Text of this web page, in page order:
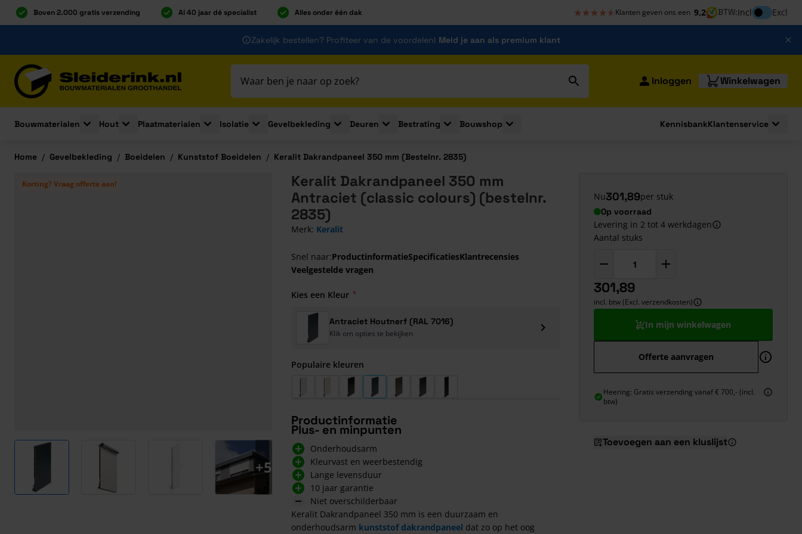
Boven 2.000 gratis verzending Al 40 jaar dé specialist Alles onder één dak ★★★★★
★★★★★ Klanten geven ons een 9,2 BTW:InclInclusief btw
Excl
Zakelijk bestellen? Profiteer van de voordelen! Meld je aan als premium klant
Inloggen Winkelwagen
Bouwmaterialen
Toggle submenu for Bouwmaterialen
Hout
Toggle submenu for Hout
Plaatmaterialen
Toggle submenu for Plaatmaterialen
Isolatie
Toggle submenu for Isolatie
Gevelbekleding
Toggle submenu for Gevelbekleding
Deuren
Toggle submenu for Deuren
Bestrating
Toggle submenu for Bestrating
Bouwshop
Toggle submenu for Bouwshop
KennisbankKlantenservice
Home / Gevelbekleding / Boeidelen / Kunststof Boeidelen / Keralit Dakrandpaneel 350 mm (Bestelnr. 2835)
Korting? Vraag offerte aan!
View larger imageView larger image View larger image
+5
Keralit Dakrandpaneel 350 mm
Antraciet (classic colours) (bestelnr.
2835)
Merk: Keralit
Snel naar:ProductinformatieSpecificatiesKlantrecensies
Veelgestelde vragen
Kies een Kleur
Antraciet Houtnerf (RAL 7016)
Klik om opties te bekijken
Populaire kleuren
Wit Houtnerf (RAL 9016)
Creme Houtnerf (RAL 9001)
Monumentengroen Houtnerf
Antraciet Houtnerf (RAL 7016)
Kwartsgrijs Houtnerf (RAL 7039)
Zwartgrijs Houtnerf (RAL 7021)
Grafiet Zwart Houtnerf
Productinformatie
Plus- en minpunten
Onderhoudsarm
Kleurvast en weerbestendig
Lange levensduur
10 jaar garantie
Niet overschilderbaar
Keralit Dakrandpaneel 350 mm is een duurzaam en
onderhoudsarm kunststof dakrandpaneel dat zo op het oog
Nu301,89per stuk
Op voorraad
Levering in 2 tot 4 werkdagen
Aantal stuks
301,89
incl. btw (Excl. verzendkosten)
In mijn winkelwagen
Offerte aanvragen
Heering: Gratis verzending vanaf € 700,- (incl.
btw)
Toevoegen aan een kluslijst